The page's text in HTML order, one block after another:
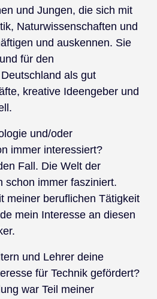
und Jungen, die sich mit
Naturwissenschaften und
und auskennen. Sie
für den
als gut
kreative Ideengeber und
und/oder
immer interessiert?
Fall. Die Welt der
schon immer fasziniert.
meiner beruflichen Tätigkeit
mein Interesse an diesen
und Lehrer deine
für Technik gefördert?
war Teil meiner